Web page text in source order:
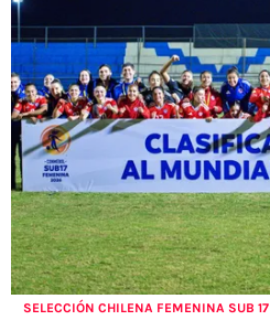
SELECCIÓN CHILENA FEMENINA SUB 17